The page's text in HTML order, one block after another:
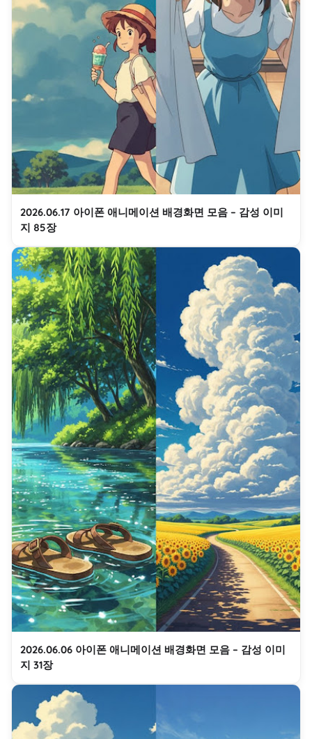
2026.06.17 아이폰 애니메이션 배경화면 모음 – 감성 이미
지 85장
2026.06.06 아이폰 애니메이션 배경화면 모음 – 감성 이미
지 31장